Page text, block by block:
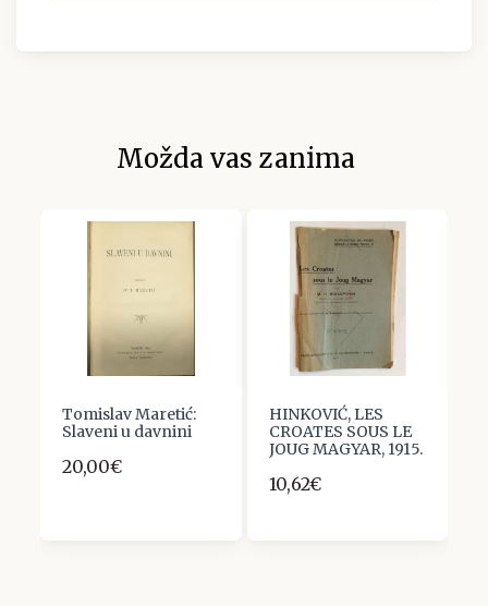
Možda vas zanima
Tomislav Maretić:
Slaveni u davnini
20,00€
HINKOVIĆ, LES
CROATES SOUS LE
JOUG MAGYAR, 1915.
10,62€